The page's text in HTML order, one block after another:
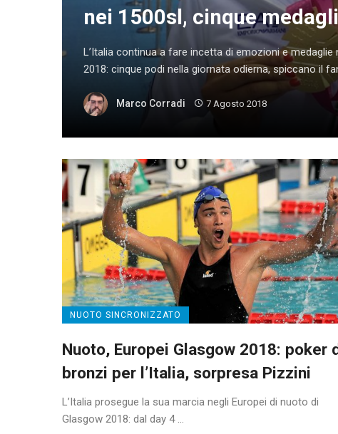
nei 1500sl, cinque
L’Italia continua a fare incetta di emozioni e medaglie
2018: cinque podi nella giornata odierna, spiccano il
Marco Corradi 7 Agosto 2018
NUOTO SINCRONIZZATO
Nuoto, Europei Glasgow 2018: poker
bronzi per l’Italia, sorpresa Pizzini
L’Italia prosegue la sua marcia negli Europei di nuoto di
Glasgow 2018: dal day 4 ...